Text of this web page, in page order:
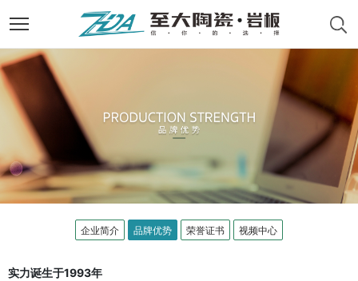
企业简介 品牌优势 荣誉证书 视频中心
实力诞生于1993年